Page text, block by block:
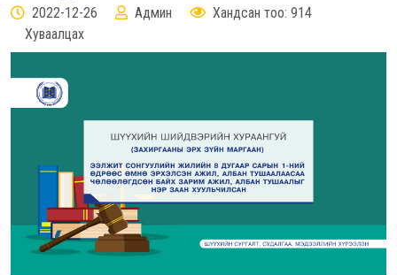
2022-12-26 Админ
Хандсан тоо: 914
Хуваалцах